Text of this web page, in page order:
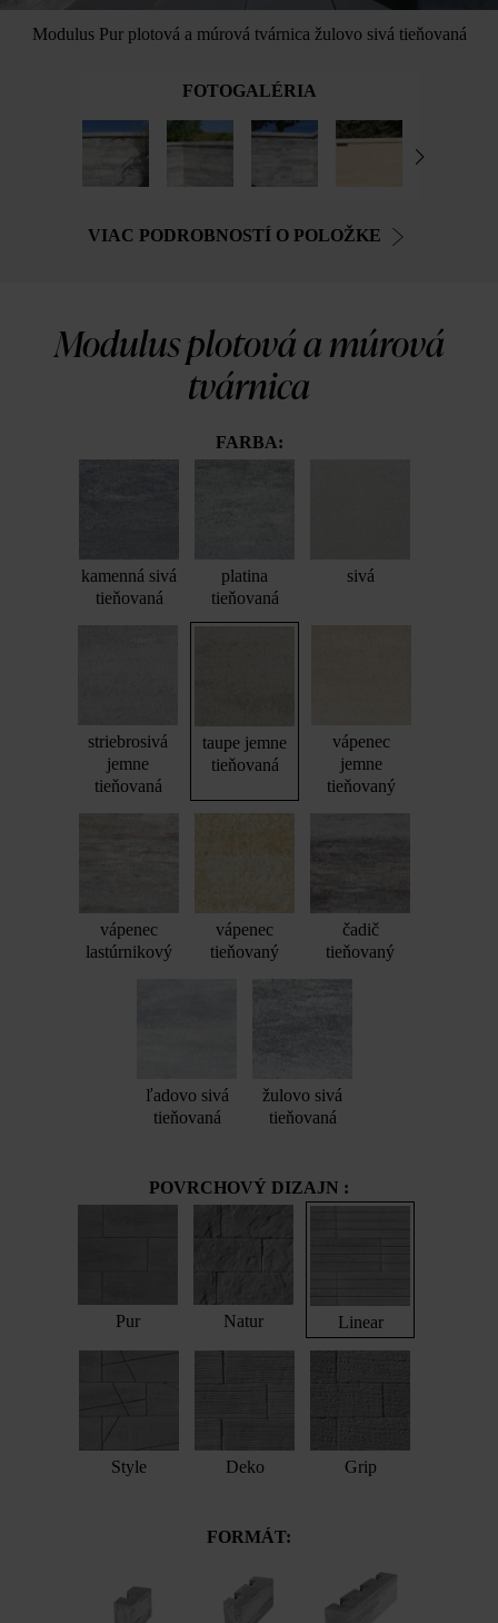
Modulus Pur plotová a múrová tvárnica žulovo sivá tieňovaná
FOTOGALÉRIA
VIAC PODROBNOSTÍ O POLOŽKE
Modulus plotová a múrová
tvárnica
FARBA:
kamenná sivá
tieňovaná
platina
tieňovaná
sivá
striebrosivá
jemne
tieňovaná
taupe jemne
tieňovaná
vápenec
jemne
tieňovaný
vápenec
lastúrnikový
vápenec
tieňovaný
čadič
tieňovaný
ľadovo sivá
tieňovaná
žulovo sivá
tieňovaná
POVRCHOVÝ DIZAJN :
Pur Natur Linear
Style Deko Grip
FORMÁT: